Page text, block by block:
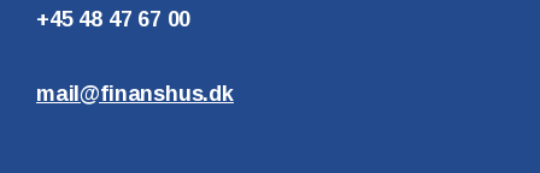
+45 48 47 67 00
mail@finanshus.dk